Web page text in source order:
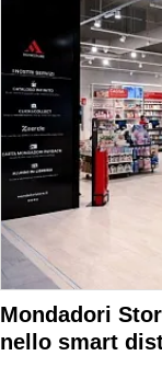
Mondadori
nello smart